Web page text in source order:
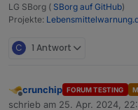
LG SBorg ( SBorg auf GitHub)
Projekte:
C 1 Antwort
Offline
crunchip FORUM TESTING
schrieb am 25. Apr. 2024,